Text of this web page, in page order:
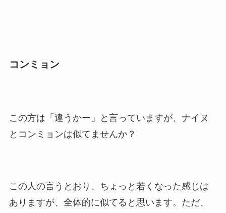
コンミョン
この方は「違うかー」と言っていますが、ナイヌ
とコンミョンは似てませんか？
この人の言うとおり、ちょっと若くなった感じは
ありますが、全体的に似てると思います。ただ、